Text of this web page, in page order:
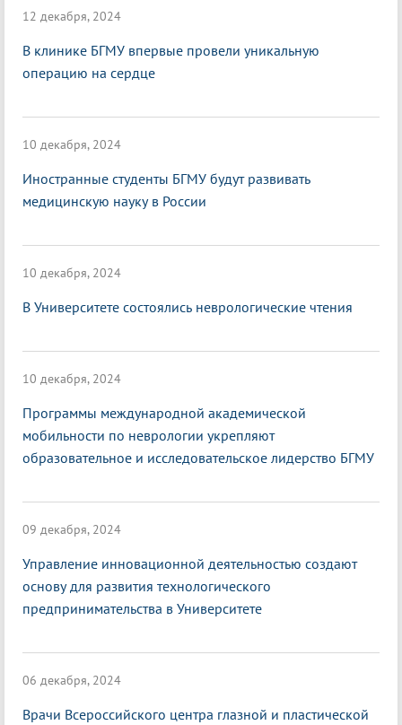
12 декабря, 2024
В клинике БГМУ впервые провели уникальную
операцию на сердце
10 декабря, 2024
Иностранные студенты БГМУ будут развивать
медицинскую науку в России
10 декабря, 2024
В Университете состоялись неврологические чтения
10 декабря, 2024
Программы международной академической
мобильности по неврологии укрепляют
образовательное и исследовательское лидерство БГМУ
09 декабря, 2024
Управление инновационной деятельностью создают
основу для развития технологического
предпринимательства в Университете
06 декабря, 2024
Врачи Всероссийского центра глазной и пластической